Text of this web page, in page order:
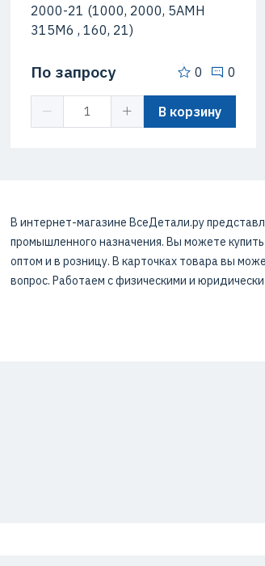
2000-21 (1000, 2000, 5АМН
315М6 , 160, 21)
По запросу 0 0
В корзину
В интернет-магазине ВсеДетали.ру
промышленного назначения. Вы можете
оптом и в розницу. В карточках товара вы
вопрос. Работаем с физическими и